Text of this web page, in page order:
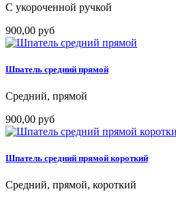
С укороченной ручкой
900,00 руб
Шпатель средний прямой
Средний, прямой
900,00 руб
Шпатель средний прямой короткий
Средний, прямой, короткий